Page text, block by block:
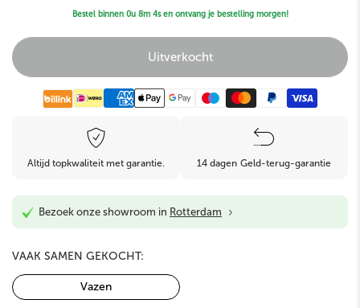
Bestel binnen 0u 8m 3sen ontvang je bestelling morgen!
Uitverkocht
Altijd topkwaliteit met garantie. 14 dagen Geld-terug-garantie
Bezoek onze showroom in Rotterdam ›
VAAK SAMEN GEKOCHT:
Vazen